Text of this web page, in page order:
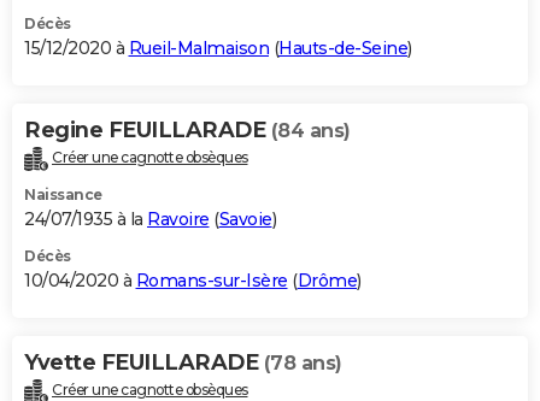
Décès
15/12/2020 à Rueil-Malmaison (Hauts-de-Seine)
Regine FEUILLARADE (84 ans)
Créer une cagnotte obsèques
Naissance
24/07/1935 à la Ravoire (Savoie)
Décès
10/04/2020 à Romans-sur-Isère (Drôme)
Yvette FEUILLARADE (78 ans)
Créer une cagnotte obsèques